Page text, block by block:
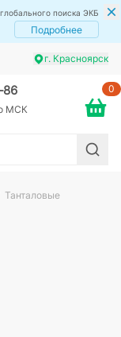
поиска ЭКБ
Подробнее
г. Красноярск
86
МСК
0
Танталовые